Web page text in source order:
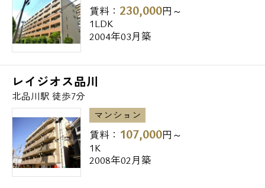
◆中学校
私立品川女子学院中等部 628m
品川区立品川学園 684m
◆小学校
品川区立台場小学校 292m
品川区立城南第二小学校 341m
品川区立城南小学校 652m
◆幼稚園・保育園
東品川保育園 41m
賃料： 230,000円～
1LDK
2004年03月築
レイジオス品川
北品川駅 徒歩7分
マンション
賃料： 107,000円～
1K
2008年02月築